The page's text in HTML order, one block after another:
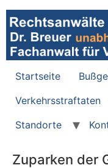
Zum
Inhalt
wechseln
Startseite
Verkehrsstraftaten
Standorte
Zuparken der